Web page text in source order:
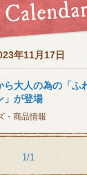
年11月17日
大人の為の「ふ
」が登場
・商品情報
1/1